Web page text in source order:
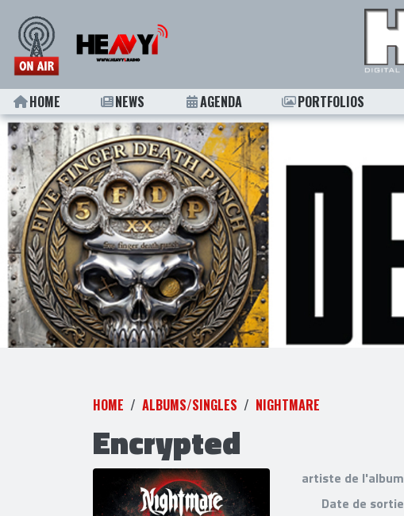
HOME NEWS AGENDA PORTFOLIOS
HOME ALBUMS/SINGLES NIGHTMARE
Encrypted
artiste de l'album
Date de sortie